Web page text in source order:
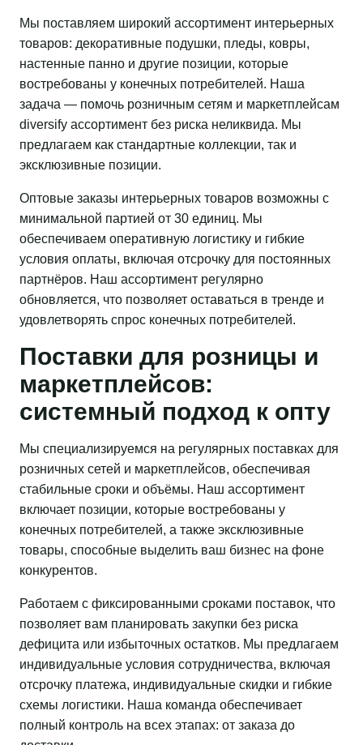
Мы поставляем широкий ассортимент интерьерных
товаров: декоративные подушки, пледы, ковры,
настенные панно и другие позиции, которые
востребованы у конечных потребителей. Наша
задача — помочь розничным сетям и маркетплейсам
diversify ассортимент без риска неликвида. Мы
предлагаем как стандартные коллекции, так и
эксклюзивные позиции.
Оптовые заказы интерьерных товаров возможны с
минимальной партией от 30 единиц. Мы
обеспечиваем оперативную логистику и гибкие
условия оплаты, включая отсрочку для постоянных
партнёров. Наш ассортимент регулярно
обновляется, что позволяет оставаться в тренде и
удовлетворять спрос конечных потребителей.
Поставки для розницы и
маркетплейсов:
системный подход к опту
Мы специализируемся на регулярных поставках для
розничных сетей и маркетплейсов, обеспечивая
стабильные сроки и объёмы. Наш ассортимент
включает позиции, которые востребованы у
конечных потребителей, а также эксклюзивные
товары, способные выделить ваш бизнес на фоне
конкурентов.
Работаем с фиксированными сроками поставок, что
позволяет вам планировать закупки без риска
дефицита или избыточных остатков. Мы предлагаем
индивидуальные условия сотрудничества, включая
отсрочку платежа, индивидуальные скидки и гибкие
схемы логистики. Наша команда обеспечивает
полный контроль на всех этапах: от заказа до